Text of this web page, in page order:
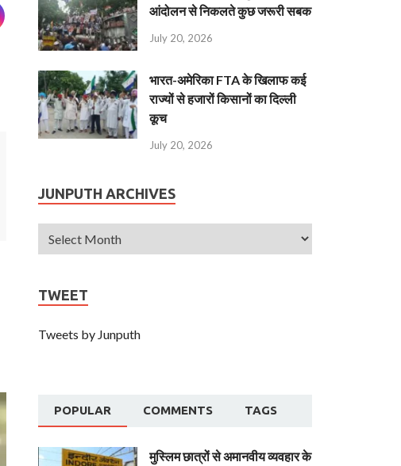
आंदोलन से निकलते कुछ जरूरी सबक
July 20, 2026
भारत-अमेरिका FTA के खिलाफ कई
राज्यों से हजारों किसानों का दिल्ली
कूच
July 20, 2026
JUNPUTH ARCHIVES
TWEET
Tweets by Junputh
POPULAR COMMENTS TAGS
मुस्लिम छात्रों से अमानवीय व्यवहार के